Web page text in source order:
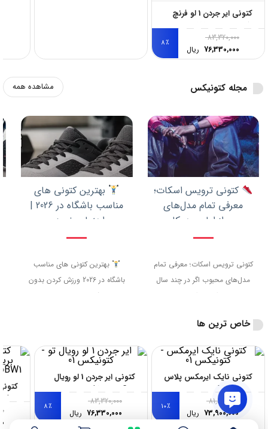
کتونی ایر جردن 1 لو فرنچ
بلو مدل DC0774-042
٪8
83,320,000
76,330,000 ریال
مجله کتونیکس مشاهده همه
کتونی ترویس اسکات؛
معرفی تمام مدل‌های
محبوب از اولین همکاری...
کتونی ترویس اسکات؛ معرفی تمام
مدل‌های محبوب اگر در چند سال
بهترین کتونی های
مناسب باشگاه در 2026 |
راهنمای خرید...
بهترین کتونی های مناسب
باشگاه در 2026 ورزش کردن بدون
کفش مناسب...
خاص ترین ها
کتونی نایک ایرمکس پلاس
تی ان مشکی مدل
604133-050
٪10
81,820,000
73,900,000 ریال
کتونی ایر جردن 1 لو رویال
تو آبی و مشکی مدل
553558-140
٪8
83,320,000
76,330,000 ریال